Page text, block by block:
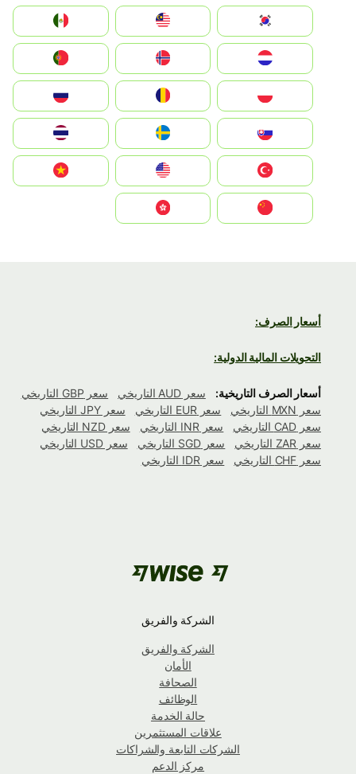
South Korea
Nederland
Portugal
România
Slovensko
United States
Vietnam
أسعار الصرف:
التحويلات المالية الدولية:
أسعار الصرف التاريخية: سعر AUD التاريخي
سعر GBP التاريخي
سعر MXN التاريخي
سعر EUR التاريخي
سعر JPY التاريخي
سعر CAD التاريخي
سعر INR التاريخي
سعر NZD التاريخي
سعر ZAR التاريخي
سعر SGD التاريخي
سعر USD التاريخي
سعر CHF التاريخي
سعر IDR التاريخي
الشركة والفريق
الشركة والفريق
الأمان
الصحافة
الوظائف
حالة الخدمة
علاقات المستثمرين
الشركات التابعة والشراكات
مركز الدعم